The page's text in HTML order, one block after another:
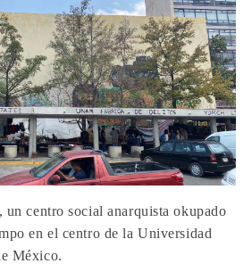
un centro social anarquista okupado
en el centro de la Universidad
México.